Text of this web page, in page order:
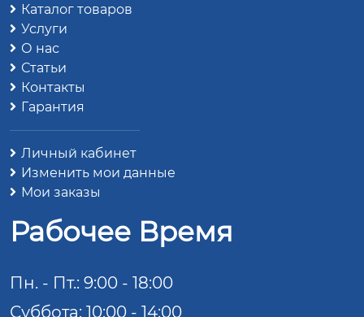
Каталог товаров
Услуги
О нас
Статьи
Контакты
Гарантия
Личный кабинет
Изменить мои данные
Мои заказы
Рабочее Время
Пн. - Пт.: 9:00 - 18:00
Суббота: 10:00 - 14:00